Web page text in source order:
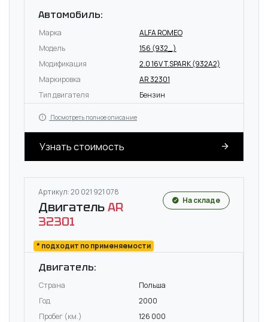
Автомобиль:
Марка
ALFA ROMEO
Модель
156 (932_)
Модификация
2.0 16V T.SPARK (932A2)
Маркировка
AR 32301
Тип двигателя
Бензин
Посмотреть полное описание
Узнать стоимость
Артикул: 20 021 921 078
ДвигательAR
32301
* подходит по применяемости
На складе
Двигатель:
Страна
Польша
Год
2000
Пробег (км.)
126 000